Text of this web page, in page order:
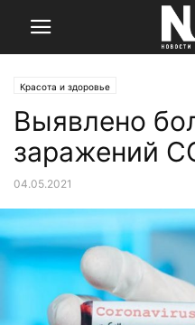
Красота и здоровье
Выявлено
заражений
04.05.2021